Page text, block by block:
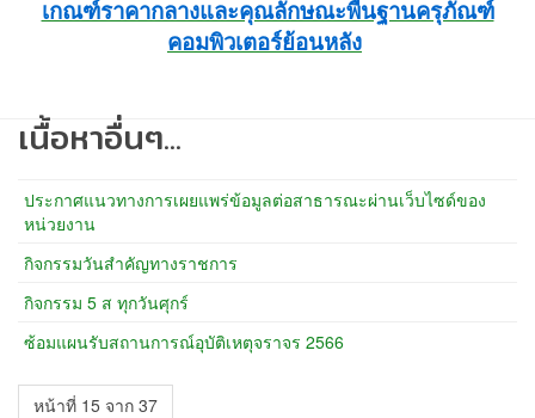
เกณฑ์ราคากลางและคุณลักษณะพื้นฐานครุภัณฑ์
คอมพิวเตอร์ย้อนหลัง
เนื้อหาอื่นๆ...
ประกาศแนวทางการเผยแพร่ข้อมูลต่อสาธารณะผ่านเว็บไซด์ของ
หน่วยงาน
กิจกรรมวันสำคัญทางราชการ
กิจกรรม 5 ส ทุกวันศุกร์
ซ้อมแผนรับสถานการณ์อุบัติเหตุจราจร 2566
หน้าที่ 15 จาก 37